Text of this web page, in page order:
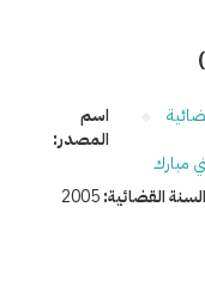
القضائية:2005
اسم
المصدر:
مبارك